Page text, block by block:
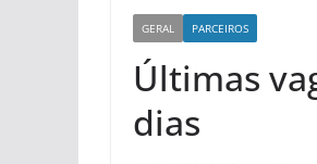
GERAL PARCEIROS
Últimas
dias